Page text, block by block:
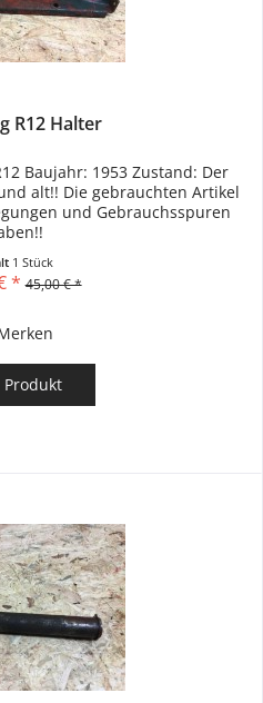
R12 Halter
Baujahr: 1953 Zustand: Der
alt!! Die gebrauchten Artikel
und Gebrauchsspuren
1 Stück
* 45,00 € *
Produkt